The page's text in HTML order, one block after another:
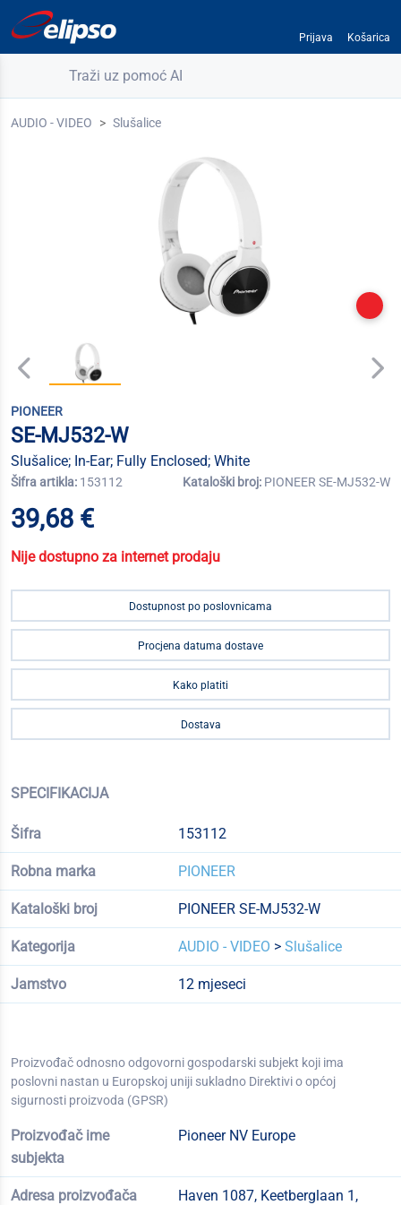
Prijava Košarica
Traži uz pomoć AI
AUDIO - VIDEO Slušalice
PIONEER
SE-MJ532-W
Slušalice; In-Ear; Fully Enclosed; White
Šifra artikla: 153112 Kataloški broj: PIONEER SE-MJ532-W
39,68 €
Nije dostupno za internet prodaju
Dostupnost po poslovnicama
Procjena datuma dostave
Kako platiti
Dostava
SPECIFIKACIJA
Šifra 153112
Robna marka PIONEER
Kataloški broj PIONEER SE-MJ532-W
Kategorija AUDIO - VIDEO > Slušalice
Jamstvo 12 mjeseci
Proizvođač odnosno odgovorni gospodarski subjekt koji ima
poslovni nastan u Europskoj uniji sukladno Direktivi o općoj
sigurnosti proizvoda (GPSR)
Proizvođač ime
subjekta
Pioneer NV Europe
Adresa proizvođača
Haven 1087, Keetberglaan 1,